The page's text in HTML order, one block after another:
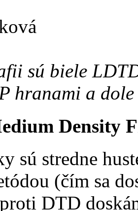
sú biele
hranami a
Density
sú stredne
(čím sa
DTD